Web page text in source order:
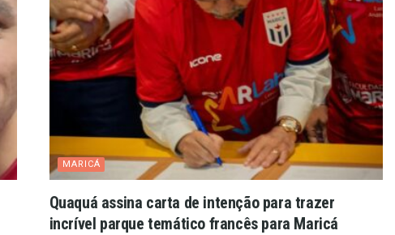
MARICÁ
Quaquá assina carta de intenção para trazer
incrível parque temático francês para Maricá